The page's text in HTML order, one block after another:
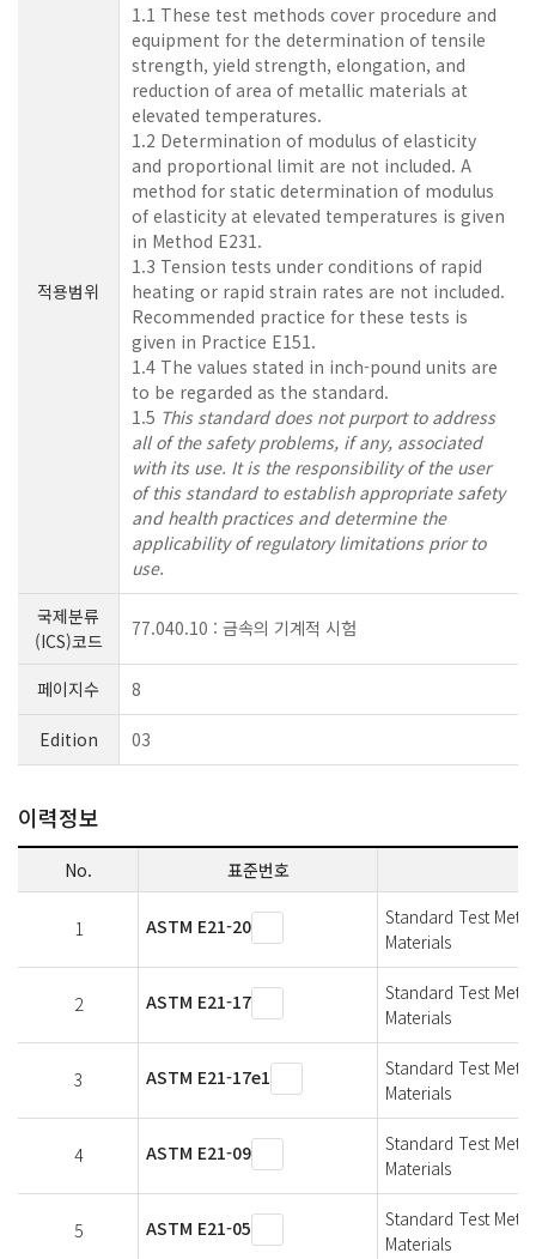
적용범위
1.1 These test methods cover procedure and
equipment for the determination of tensile
strength, yield strength, elongation, and
reduction of area of metallic materials at
elevated temperatures.
1.2 Determination of modulus of elasticity
and proportional limit are not included. A
method for static determination of modulus
of elasticity at elevated temperatures is given
in Method E231.
1.3 Tension tests under conditions of rapid
heating or rapid strain rates are not included.
Recommended practice for these tests is
given in Practice E151.
1.4 The values stated in inch-pound units are
to be regarded as the standard.
1.5 This standard does not purport to address
all of the safety problems, if any, associated
with its use. It is the responsibility of the user
of this standard to establish appropriate safety
and health practices and determine the
applicability of regulatory limitations prior to
use.
국제분류
(ICS)코드
77.040.10 : 금속의 기계적 시험
페이지수 8
Edition 03
이력정보
No. 표준번호
1 ASTM E21-20
Standard Test
Materials
2 ASTM E21-17
Standard Test
Materials
3 ASTM E21-17e1
Standard Test
Materials
4 ASTM E21-09
Standard Test
Materials
5 ASTM E21-05
Standard Test
Materials